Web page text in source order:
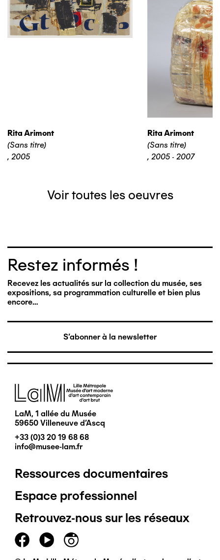
Rita Arimont
(Sans titre)
, 2005
Rita Arimont
(Sans titre)
, 2005 - 2007
Voir toutes les oeuvres
Restez informés !
Recevez les actualités sur la collection du musée, ses
expositions, sa programmation culturelle et bien plus
encore…
S'abonner à la newsletter
Image
LaM, 1 allée du Musée
59650 Villeneuve d'Ascq
+33 (0)3 20 19 68 68
info@musee-lam.fr
Pied
de
page
principal
Ressources documentaires
Espace professionnel
Retrouvez-nous sur les réseaux